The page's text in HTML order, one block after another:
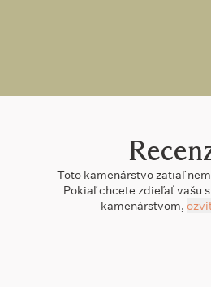
Toto kamenárstvozatiaľ
Pokiaľ chcete zdieľať vašu
kamenárstvom,